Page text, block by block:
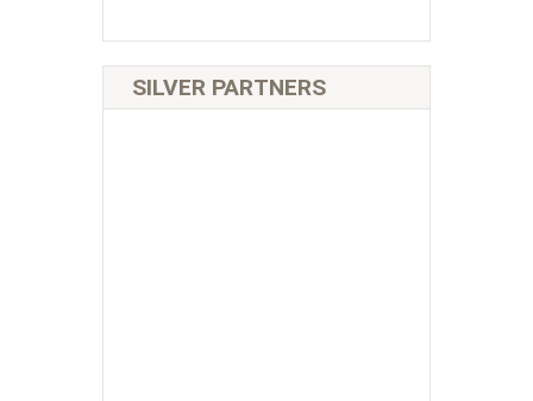
SILVER PARTNERS